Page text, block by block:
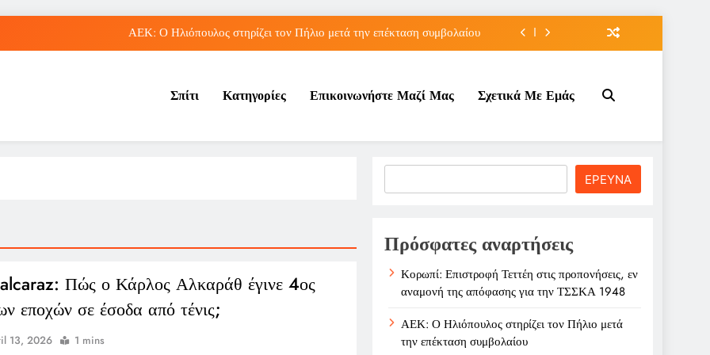
ΑΕΚ: Ο Ηλιόπουλος στηρίζει τον Πήλιο μετά την επέκταση συμβολαίου
Εθνική Παίδων: Αγώνας με τη Γεωργία στο EuroBasket U16 μετά από δύο ήττες
ΑΕΚ: Ο Ηλιόπουλος στηρίζει τον Πήλιο μετά την επέκταση συμβολαίου
Παναθηναϊκός: Οικονομικά οφέλη από αποχωρήσεις παικτών και αναζήτηση μέσου
Σπίτι Κατηγορίες Επικοινωνήστε Μαζί Μας Σχετικά Με Εμάς
Πώς ο Κάρλος Αλκαράθ έγινε 4ος
εποχών σε έσοδα από τένις;
13, 2026 1 mins
ΕΡΕΥΝΑ
Πρόσφατες αναρτήσεις
Κορωπί: Επιστροφή Τεττέη στις προπονήσεις, εν
αναμονή της απόφασης για την ΤΣΣΚΑ 1948
ΑΕΚ: Ο Ηλιόπουλος στηρίζει τον Πήλιο μετά
την επέκταση συμβολαίου